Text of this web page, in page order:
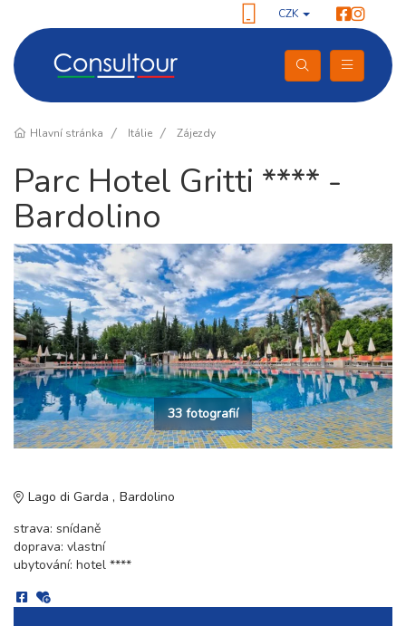
CZK
Hlavní stránka Itálie Zájezdy
Parc Hotel Gritti **** -
Bardolino
33 fotografií
Lago di Garda
Bardolino
strava: snídaně
doprava: vlastní
ubytování: hotel ****